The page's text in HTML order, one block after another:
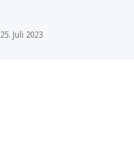
25. Juli 2023